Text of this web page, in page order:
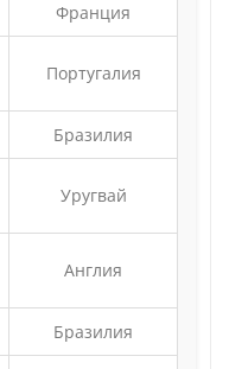
Франция
Португалия
Бразилия
Уругвай
Англия
Бразилия